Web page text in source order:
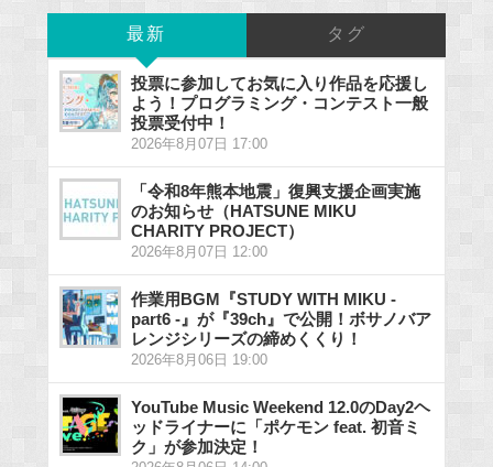
最新 タグ
投票に参加してお気に入り作品を応援し
よう！プログラミング・コンテスト一般
投票受付中！
2026年8月07日 17:00
「令和8年熊本地震」復興支援企画実施
のお知らせ（HATSUNE MIKU
CHARITY PROJECT）
2026年8月07日 12:00
作業用BGM『STUDY WITH MIKU -
part6 -』が『39ch』で公開！ボサノバア
レンジシリーズの締めくくり！
2026年8月06日 19:00
YouTube Music Weekend 12.0のDay2ヘ
ッドライナーに「ポケモン feat. 初音ミ
ク」が参加決定！